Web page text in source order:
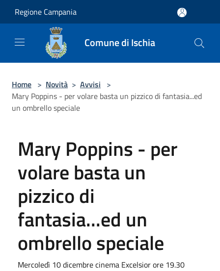
Regione Campania
Comune di Ischia
Home > Novità > Avvisi >
Mary Poppins - per volare basta un pizzico di fantasia...ed
un ombrello speciale
Mary Poppins - per
volare basta un
pizzico di
fantasia...ed un
ombrello speciale
Mercoledì 10 dicembre cinema Excelsior ore 19.30